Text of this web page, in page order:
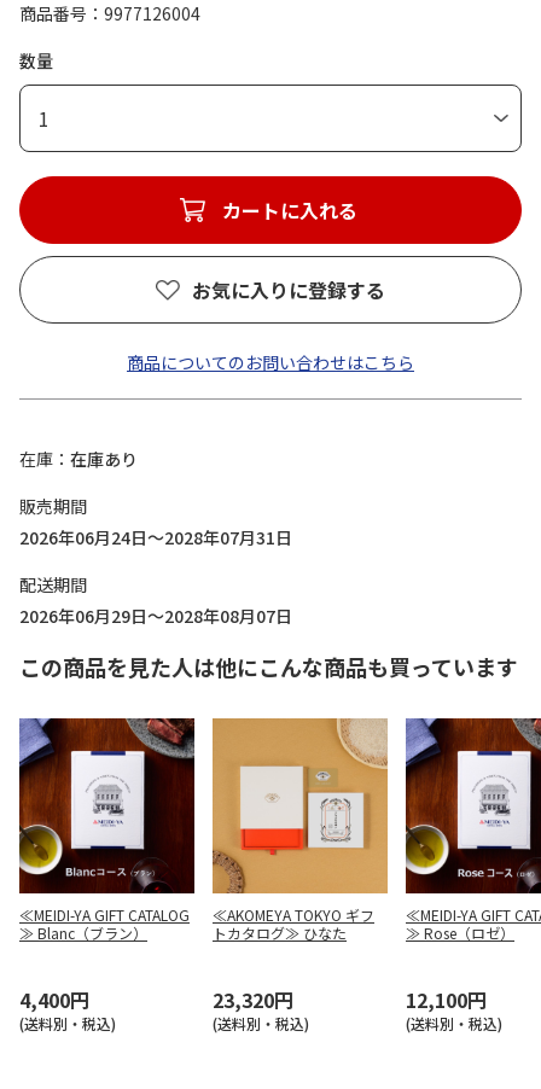
商品番号
9977126004
数量
1
カートに入れる
お気に入りに登録する
商品についてのお問い合わせはこちら
在庫
在庫あり
販売期間
2026年06月24日～2028年07月31日
配送期間
2026年06月29日～2028年08月07日
この商品を見た人は他にこんな商品も買っています
≪MEIDI-YA GIFT CATALOG
≫ Blanc（ブラン）
4,400円
(送料別・税込)
≪AKOMEYA TOKYO ギフ
トカタログ≫ ひなた
23,320円
(送料別・税込)
≪MEIDI-YA GIFT
≫ Rose（ロゼ）
12,100円
(送料別・税込)